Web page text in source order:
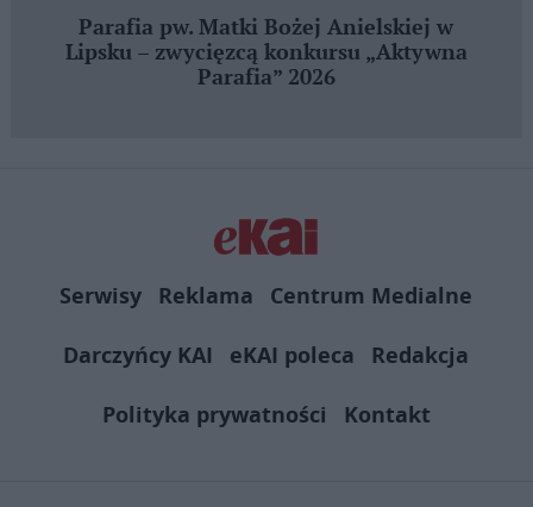
Parafia pw. Matki Bożej Anielskiej w
Lipsku – zwycięzcą konkursu „Aktywna
Parafia” 2026
Serwisy Reklama
Centrum Medialne
Darczyńcy KAI
eKAI poleca
Redakcja
Polityka prywatności
Kontakt